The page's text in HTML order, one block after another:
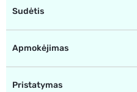
Sudėtis
Apmokėjimas
Pristatymas